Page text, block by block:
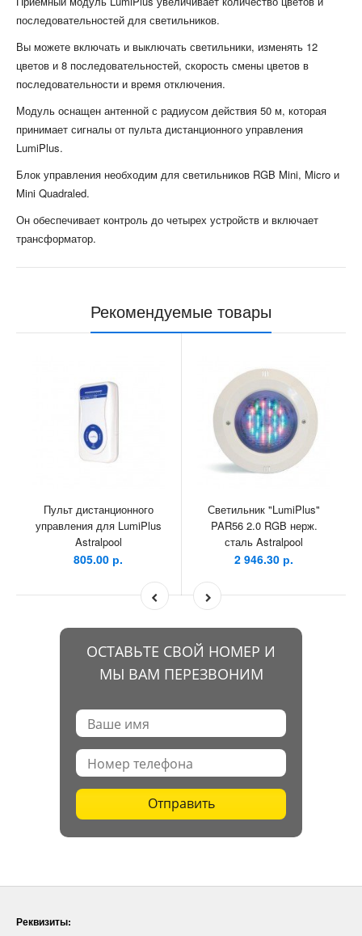
последовательностей для светильников.
Вы можете включать и выключать светильники, изменять 12
цветов и 8 последовательностей, скорость смены цветов в
последовательности и время отключения.
Модуль оснащен антенной с радиусом действия 50 м, которая
принимает сигналы от пульта дистанционного управления
LumiPlus.
Блок управления необходим для светильников RGB Mini, Micro и
Mini Quadraled.
Он обеспечивает контроль до четырех устройств и включает
трансформатор.
Рекомендуемые товары
Пульт дистанционного
управления для LumiPlus
Astralpool
805.00 р.
Светильник "LumiPlus"
PAR56 2.0 RGB нерж.
сталь Astralpool
2 946.30 р.
ОСТАВЬТЕ СВОЙ НОМЕР И
МЫ ВАМ ПЕРЕЗВОНИМ
Отправить
Реквизиты: